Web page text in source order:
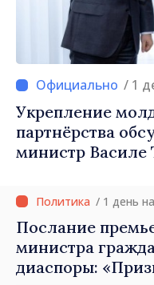
/ 1
Укрепление
партнёрства
министр Василе Тофан и посол Швеции
/ 1 день
Послание
министра гражданам
диаспоры: